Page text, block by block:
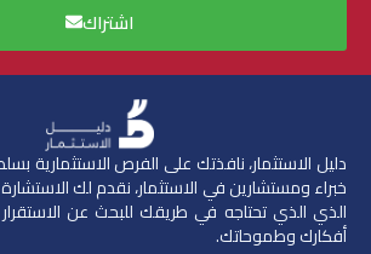
اشتراك
دليل الاستثمار، نافذتك على الفرص الاستثمارية
خبراء ومستشارين في الاستثمار،نقدم لك
الذي الذي تحتاجه في طريقك للبحث عن الاستقرار
أفكارك وطموحاتك.